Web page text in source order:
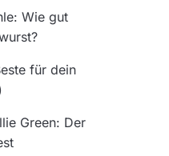
Wie gut
für dein
Green: Der